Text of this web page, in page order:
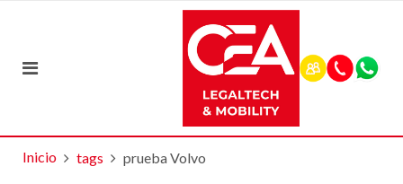
Inicio tags prueba Volvo